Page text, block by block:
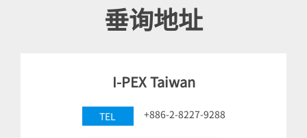
垂询地址
I-PEXTaiwan
TEL +886-2-8227-9288